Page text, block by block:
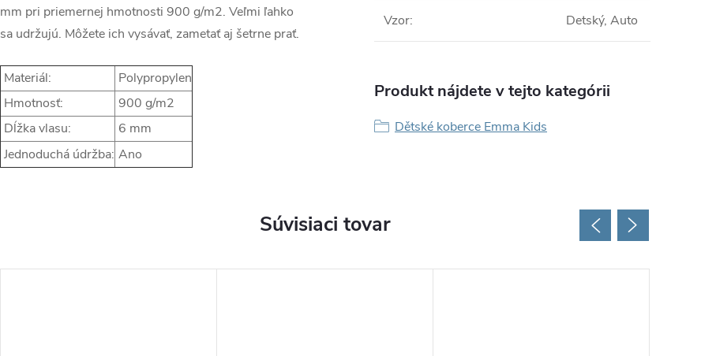
mm pri priemernej hmotnosti 900 g/m2. Veľmi ľahko
sa udržujú. Môžete ich vysávať, zametať aj šetrne prať.
Materiál:
Polypropylen
Hmotnosť:
900 g/m2
Dĺžka vlasu:
6 mm
Jednoduchá údržba: Ano
Vzor: Detský, Auto
Produkt nájdete v tejto kategórii
Dětské koberce Emma Kids
Súvisiaci tovar